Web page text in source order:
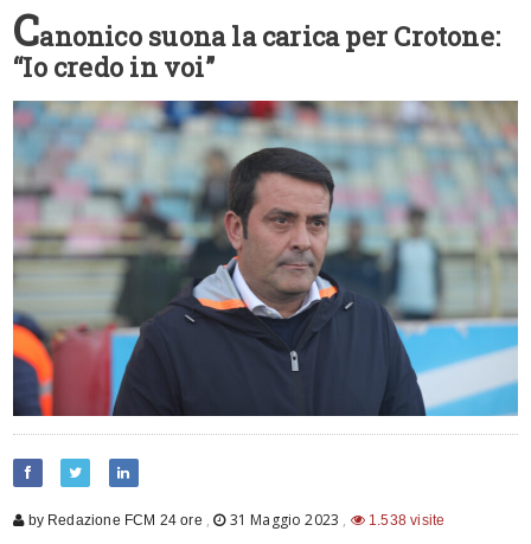
Canonico suona la carica per Crotone:
“Io credo in voi”
by Redazione FCM 24 ore , 31 Maggio 2023 , 1.538 visite